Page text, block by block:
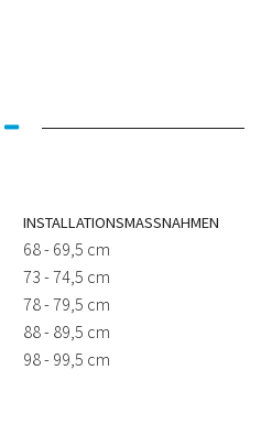
INSTALLATIONSMASSNAHMEN
68 - 69,5 cm
73 - 74,5 cm
78 - 79,5 cm
88 - 89,5 cm
98 - 99,5 cm